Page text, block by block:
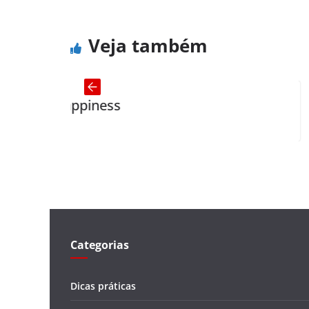
Veja também
Categorias
Dicas práticas